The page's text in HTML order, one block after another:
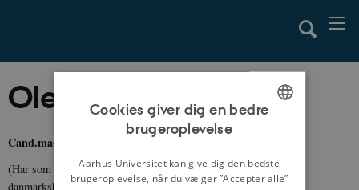
Ole Friis Thellufsen
Cand.mag., historie
(Har som studerende i 2011 bidraget med én artikel til
danmarkshistorien.dk)
DANISH
Cookies giver dig en bedre
brugeroplevelse
Aarhus Universitet kan give dig den bedste
brugeroplevelse, når du vælger ”Accepter alle”